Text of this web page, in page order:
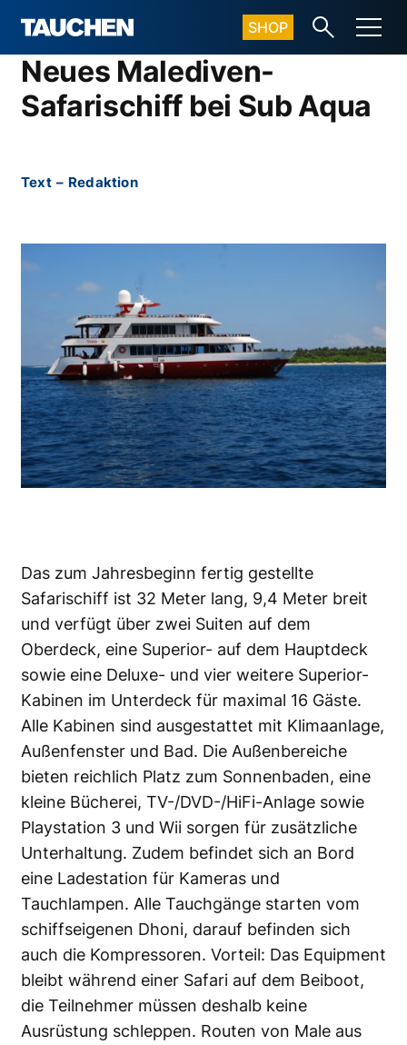
SHOP
Neues Malediven-
Safarischiff bei Sub Aqua
Text – Redaktion
Das zum Jahresbeginn fertig gestellte
Safarischiff ist 32 Meter lang, 9,4 Meter breit
und verfügt über zwei Suiten auf dem
Oberdeck, eine Superior- auf dem Hauptdeck
sowie eine Deluxe- und vier weitere Superior-
Kabinen im Unterdeck für maximal 16 Gäste.
Alle Kabinen sind ausgestattet mit Klimaanlage,
Außenfenster und Bad. Die Außenbereiche
bieten reichlich Platz zum Sonnenbaden, eine
kleine Bücherei, TV-/DVD-/HiFi-Anlage sowie
Playstation 3 und Wii sorgen für zusätzliche
Unterhaltung. Zudem befindet sich an Bord
eine Ladestation für Kameras und
Tauchlampen. Alle Tauchgänge starten vom
schiffseigenen Dhoni, darauf befinden sich
auch die Kompressoren. Vorteil: Das Equipment
bleibt während einer Safari auf dem Beiboot,
die Teilnehmer müssen deshalb keine
Ausrüstung schleppen. Routen von Male aus